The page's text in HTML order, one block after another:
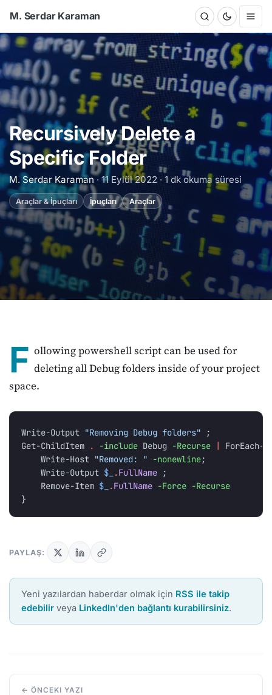
M. Serdar Karaman
Recursively Delete a
Specific Folder
M. Serdar Karaman· 11 Eylül 2022 · 1 dk okuma süresi
Araçlar & İpuçları İpuçları Araçlar
F ollowing powershell script can be used for
deleting all Debug folders inside of your project
space.
Write-Output "Removing Debug folders"
;
Get-ChildItem
. -include Debug -Recurse |
ForEach-
Write-Host "Removed: " -nonewline;
Write-Output $_ .FullName
;
Remove-Item $_ .FullName -Force -Recurse
}
PAYLAŞ:
Yeni yazılardan haberdar olmak için RSS ile takip
edebilir veya LinkedIn'den bağlantı kurabilirsiniz.
← ÖNCEKI YAZI